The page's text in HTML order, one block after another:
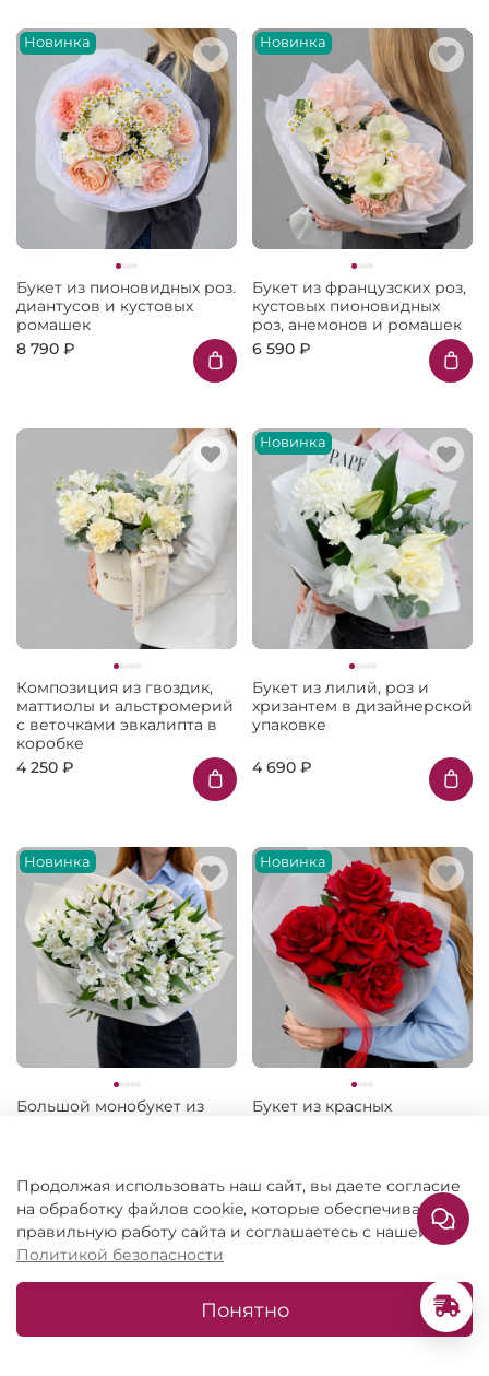
Новинка
Букет из пионовидных роз.
диантусов и кустовых
ромашек
8 790 ₽
Новинка
Букет из французских роз,
кустовых пионовидных
роз, анемонов и ромашек
6 590 ₽
Композиция из гвоздик,
маттиолы и альстромерий
с веточками эвкалипта в
коробке
4 250 ₽
Новинка
Букет из лилий, роз и
хризантем в дизайнерской
упаковке
4 690 ₽
Новинка
Большой монобукет из
Новинка
Букет из красных
Новинка
Продолжая использовать наш сайт, вы даете согласие
на обработку файлов cookie, которые обеспечивают
правильную работу сайта и соглашаетесь с нашей
Политикой безопасности
Понятно